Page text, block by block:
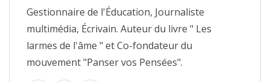
Gestionnaire de l'Éducation, Journaliste
multimédia, Écrivain. Auteur du livre " Les
larmes de l'âme " et Co-fondateur du
mouvement "Panser vos Pensées".